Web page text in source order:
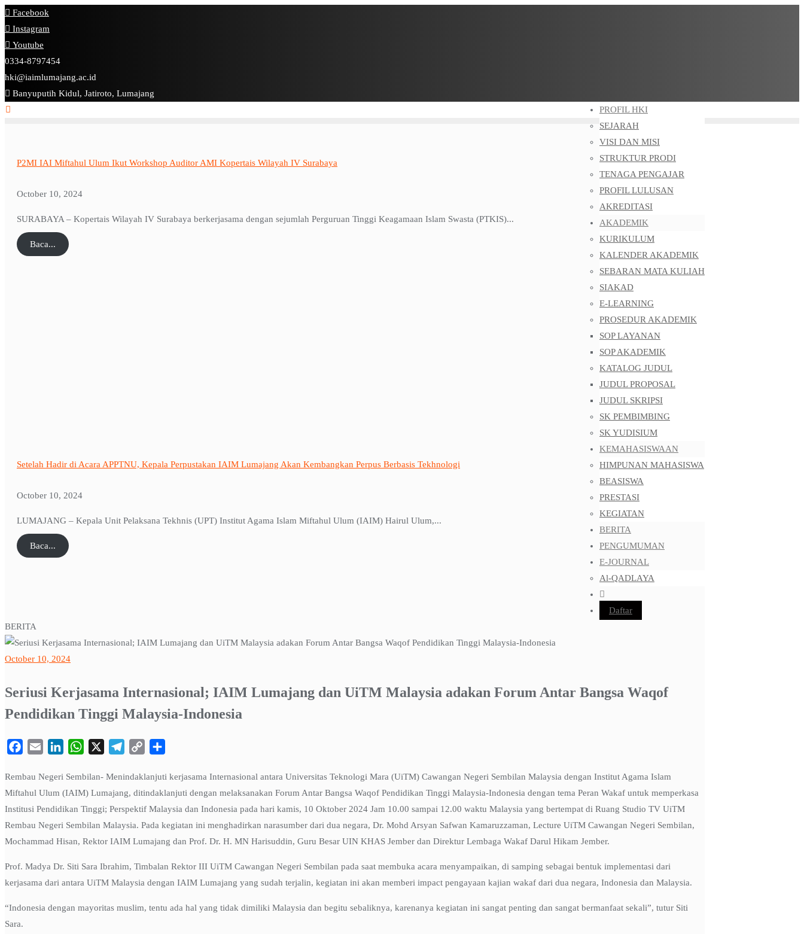
Facebook
Instagram
Youtube
0334-8797454
hki@iaimlumajang.ac.id
Banyuputih Kidul, Jatiroto, Lumajang
PROFIL HKI
SEJARAH
VISI DAN MISI
STRUKTUR PRODI
TENAGA PENGAJAR
PROFIL LULUSAN
AKREDITASI
AKADEMIK
KURIKULUM
KALENDER AKADEMIK
SEBARAN MATA KULIAH
SIAKAD
E-LEARNING
PROSEDUR AKADEMIK
SOP LAYANAN
SOP AKADEMIK
KATALOG JUDUL
JUDUL PROPOSAL
JUDUL SKRIPSI
SK PEMBIMBING
SK YUDISIUM
KEMAHASISWAAN
HIMPUNAN MAHASISWA
BEASISWA
PRESTASI
KEGIATAN
BERITA
PENGUMUMAN
E-JOURNAL
Al-QADLAYA
Daftar
BERITA
October 10, 2024
Seriusi Kerjasama Internasional; IAIM Lumajang dan UiTM Malaysia adakan Forum Antar Bangsa Waqof
Pendidikan Tinggi Malaysia-Indonesia
Facebook
Email LinkedInWhatsApp Telegram
Copy
Rembau Negeri Sembilan- Menindaklanjuti kerjasama Internasional antara Universitas Teknologi Mara (UiTM) Cawangan Negeri Sembilan Malaysia dengan Institut Agama Islam
Miftahul Ulum (IAIM) Lumajang, ditindaklanjuti dengan melaksanakan Forum Antar Bangsa Waqof Pendidikan Tinggi Malaysia-Indonesia dengan tema Peran Wakaf untuk memperkasa
Institusi Pendidikan Tinggi; Perspektif Malaysia dan Indonesia pada hari kamis, 10 Oktober 2024 Jam 10.00 sampai 12.00 waktu Malaysia yang bertempat di Ruang Studio TV UiTM
Rembau Negeri Sembilan Malaysia. Pada kegiatan ini menghadirkan narasumber dari dua negara, Dr. Mohd Arsyan Safwan Kamaruzzaman, Lecture UiTM Cawangan Negeri Sembilan,
Mochammad Hisan, Rektor IAIM Lumajang dan Prof. Dr. H. MN Harisuddin, Guru Besar UIN KHAS Jember dan Direktur Lembaga Wakaf Darul Hikam Jember.
Prof. Madya Dr. Siti Sara Ibrahim, Timbalan Rektor III UiTM Cawangan Negeri Sembilan pada saat membuka acara menyampaikan, di samping sebagai bentuk implementasi dari
kerjasama dari antara UiTM Malaysia dengan IAIM Lumajang yang sudah terjalin, kegiatan ini akan memberi impact pengayaan kajian wakaf dari dua negara, Indonesia dan Malaysia.
“Indonesia dengan mayoritas muslim, tentu ada hal yang tidak dimiliki Malaysia dan begitu sebaliknya, karenanya kegiatan ini sangat penting dan sangat bermanfaat sekali”, tutur Siti
Sara.
P2MI IAI Miftahul Ulum Ikut Workshop Auditor AMI Kopertais Wilayah IV Surabaya
October 10, 2024
SURABAYA – Kopertais Wilayah IV Surabaya berkerjasama dengan sejumlah Perguruan Tinggi Keagamaan Islam Swasta (PTKIS)...
Baca...
Setelah Hadir di Acara APPTNU, Kepala Perpustakan IAIM Lumajang Akan Kembangkan Perpus Berbasis Tekhnologi
October 10, 2024
LUMAJANG – Kepala Unit Pelaksana Tekhnis (UPT) Institut Agama Islam Miftahul Ulum (IAIM) Hairul Ulum,...
Baca...